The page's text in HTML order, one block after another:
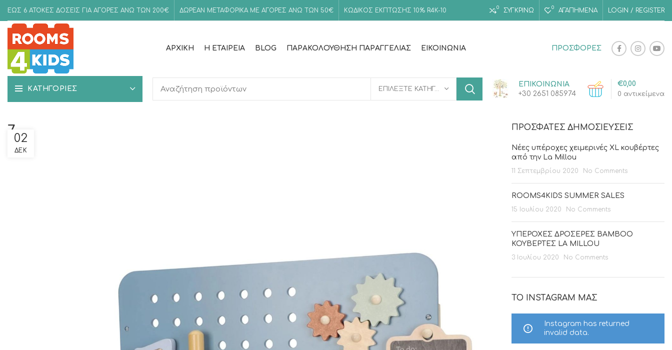
ΕΩΣ 6 ΑΤΟΚΕΣ ΔΟΣΕΙΣ ΓΙΑ ΑΓΟΡΕΣ ΑΝΩ ΤΩΝ 200€ ΔΩΡΕΑΝ ΜΕΤΑΦΟΡΙΚΑ ΜΕ ΑΓΟΡΕΣ ΑΝΩ ΤΩΝ 50€ ΚΩΔΙΚΟΣ ΕΚΠΤΩΣΗΣ 10% R4K-10 0 ΣΥΓΚΡΙΝΩ 0 ΑΓΑΠΗΜΈΝΑ LOGIN / REGISTER
ΑΡΧΙΚΉ Η ΕΤΑΙΡΕΊΑ BLOG ΠΑΡΑΚΟΛΟΎΘΗΣΗ ΠΑΡΑΓΓΕΛΊΑΣ ΕΙΚΟΙΝΩΝΊΑ ΠΡΟΣΦΟΡΕΣ
ΚΑΤΗΓΟΡΙΕΣ ΕΠΙΛΈΞΤΕ ΚΑΤΗΓΟΡΊΑ
ΕΠΙΚΟΙΝΩΝΙΑ
+30 2651 085974
0 αντικείμενα
€0,00
702
ΔΕΚ
ΠΡΌΣΦΑΤΕΣ ΔΗΜΟΣΙΕΎΣΕΙΣ
Νέες υπέροχες χειμερινές XL κουβέρτες
από την La Millou
11 Σεπτεμβρίου 2020 No Comments
ROOMS4KIDS SUMMER SALES
15 Ιουλίου 2020 No Comments
ΥΠΕΡΟΧΕΣ ΔΡΟΣΕΡΕΣ BAMBOO
ΚΟΥΒΕΡΤΕΣ LA MILLOU
3 Ιουλίου 2020 No Comments
ΤΟ INSTAGRAM ΜΑΣ
Instagram has returned
invalid data.